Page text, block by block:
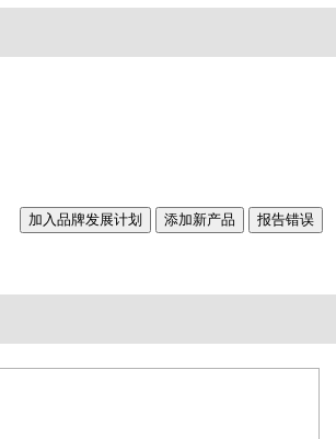
加入品牌发展计划 添加新产品 报告错误